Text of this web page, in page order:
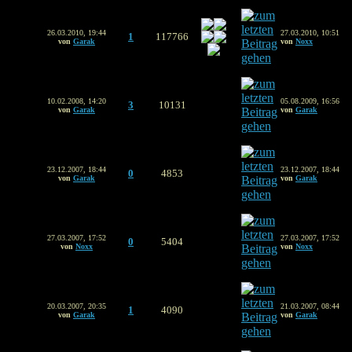
26.03.2010, 19:44
von Garak 1 117766
27.03.2010, 10:51
von Noxx
10.02.2008, 14:20
von Garak 3 10131
05.08.2009, 16:56
von Garak
23.12.2007, 18:44
von Garak 0 4853
23.12.2007, 18:44
von Garak
27.03.2007, 17:52
von Noxx 0 5404
27.03.2007, 17:52
von Noxx
20.03.2007, 20:35
von Garak 1 4090
21.03.2007, 08:44
von Garak